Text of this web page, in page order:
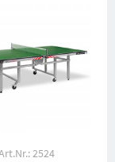
2524